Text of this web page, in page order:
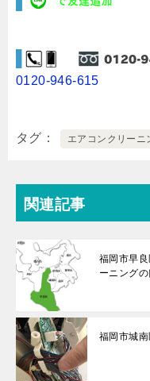
0120-946-615
タグ エアコンクリーニ
関連記事
福岡市早
ーニングの
福岡市城